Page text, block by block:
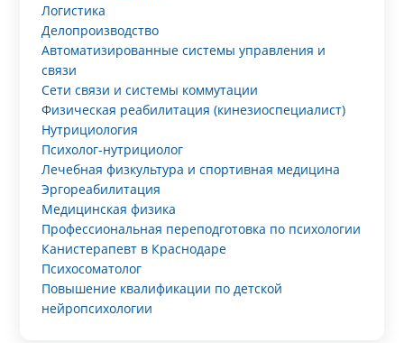
Логистика
Делопроизводство
Автоматизированные системы управления и
связи
Сети связи и системы коммутации
Физическая реабилитация (кинезиоспециалист)
Нутрициология
Психолог-нутрициолог
Лечебная физкультура и спортивная медицина
Эргореабилитация
Медицинская физика
Профессиональная переподготовка по психологии
Канистерапевт в Краснодаре
Психосоматолог
Повышение квалификации по детской
нейропсихологии